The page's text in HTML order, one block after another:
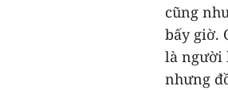
cũng
bấy giờ.
là người
nhưng